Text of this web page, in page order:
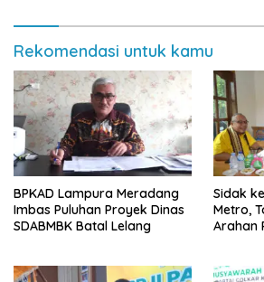
Rekomendasi untuk kamu
BPKAD Lampura Meradang
Imbas Puluhan Proyek Dinas
SDABMBK Batal Lelang
‎Sidak
Metro,
Arahan